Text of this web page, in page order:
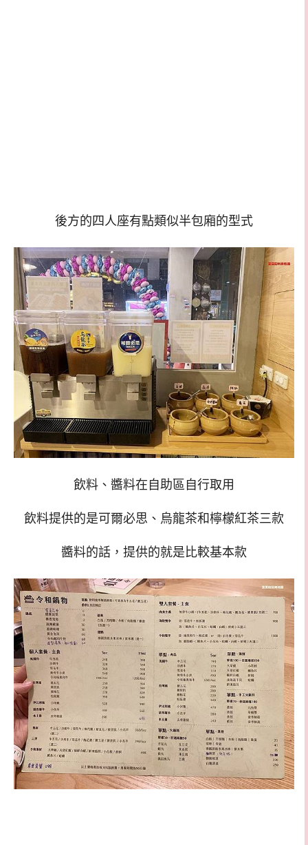
後方的四人座有點類似半包廂的型式
飲料、醬料在自助區自行取用
飲料提供的是可爾必思、烏龍茶和檸檬紅茶三款
醬料的話，提供的就是比較基本款